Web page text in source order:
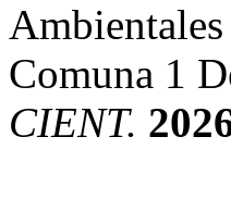
Comuna 1
CIENT.